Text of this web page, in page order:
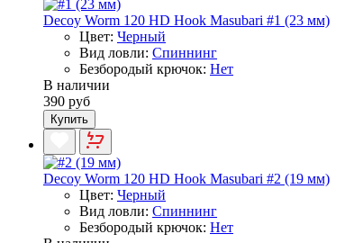
Decoy Worm 120 HD Hook Masubari #1 (23 мм)
Цвет: Черный
Вид ловли: Спиннинг
Безбородый крючок: Нет
В наличии
390 руб
Купить
Decoy Worm 120 HD Hook Masubari #2 (19 мм)
Цвет: Черный
Вид ловли: Спиннинг
Безбородый крючок: Нет